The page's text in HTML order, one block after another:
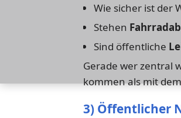
Wie sicher ist der
Stehen
Sind öffentliche
Gerade wer zentral
kommen als mit
3) Öffentlicher